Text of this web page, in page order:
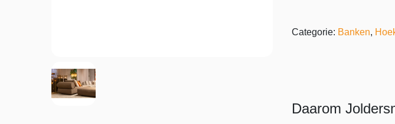
Categorie: Banken,
Daarom